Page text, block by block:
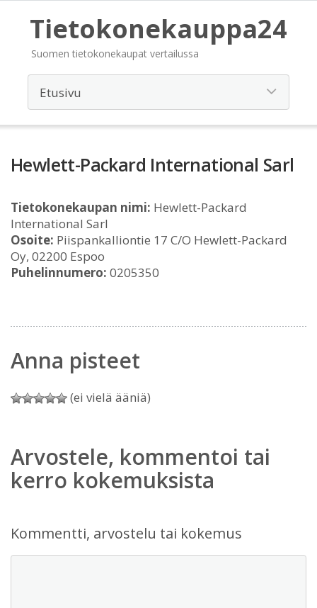
Tietokonekauppa24
Suomen tietokonekaupat vertailussa
Hewlett-Packard International Sarl
Tietokonekaupan nimi: Hewlett-Packard
International Sarl
Osoite: Piispankalliontie 17 C/O Hewlett-Packard
Oy, 02200 Espoo
Puhelinnumero: 0205350
Anna pisteet
(ei vielä ääniä)
Arvostele, kommentoi tai
kerro kokemuksista
Kommentti, arvostelu tai kokemus